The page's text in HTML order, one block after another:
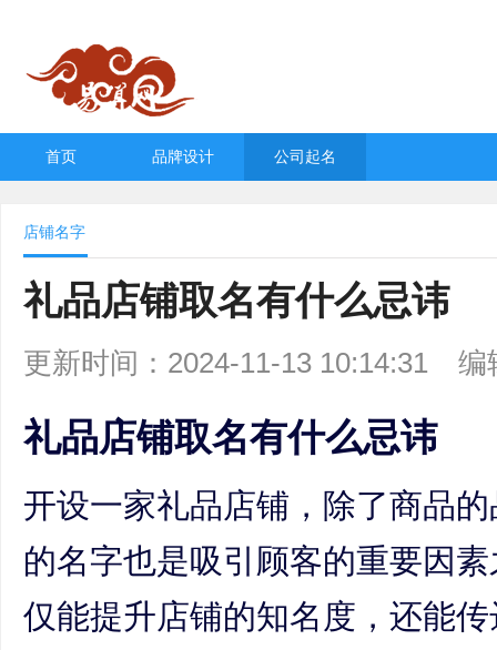
首页 品牌设计 公司起名
店铺名字
礼品店铺取名有什么忌讳
更新时间：2024-11-13 10:14:31 编
礼品店铺取名有什么忌讳
开设一家礼品店铺，除了商品
的名字也是吸引顾客的重要因
仅能提升店铺的知名度，还能